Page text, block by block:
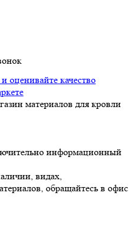
материалов для кровли
информационный
видах,
обращайтесь в офис